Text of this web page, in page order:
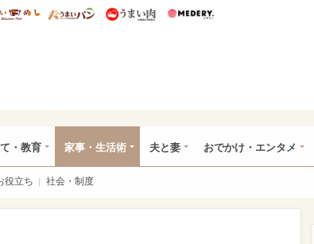
ディズニー特集
うまいめし うまいパン うまい肉
・教育 家事・生活術 夫と妻 おでかけ・エンタメ
役立ち 社会・制度